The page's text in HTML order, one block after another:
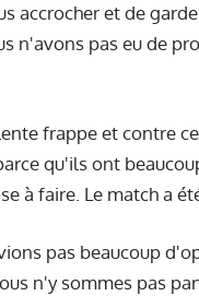
accrocher et de
n'avons pas eu de
frappe et contre
qu'ils ont
à faire. Le match a
pas beaucoup
n'y sommes pas